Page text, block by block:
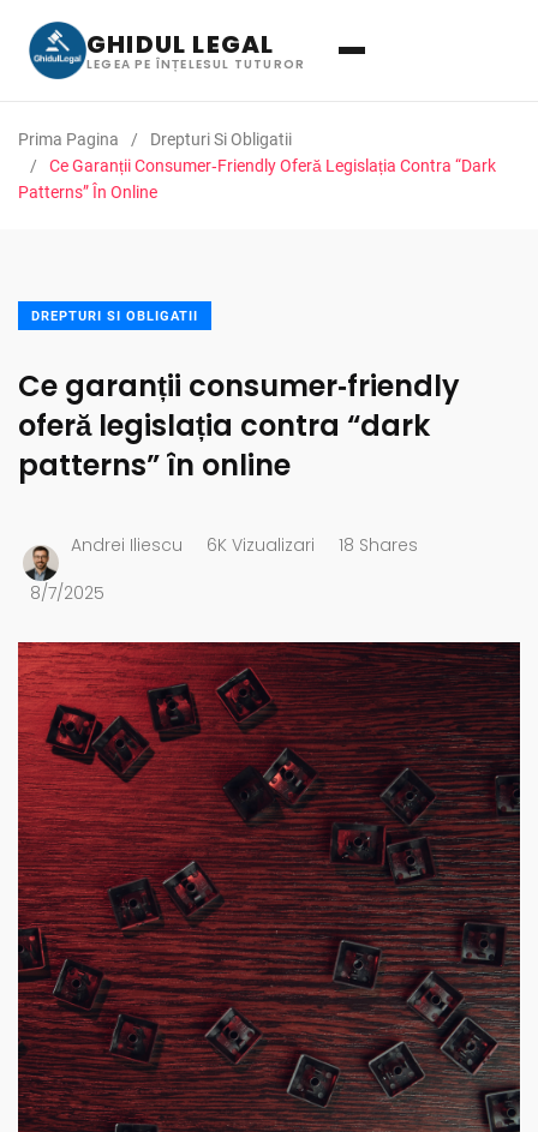
GHIDUL LEGAL
LEGEA PE ÎNȚELESUL TUTUROR
Prima Pagina
Drepturi Si Obligatii
Ce Garanții Consumer‑friendly Oferă Legislația Contra “dark
Patterns” În Online
DREPTURI SI OBLIGATII
Ce garanții consumer‑friendly
oferă legislația contra “dark
patterns” în online
Andrei Iliescu 6K Vizualizari 18 Shares
8/7/2025